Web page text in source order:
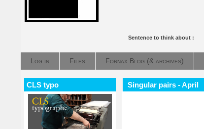
Sentence to think about :
Log in Files Fornax Blog (& archives)
CLS typo Singular pairs - April